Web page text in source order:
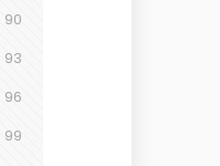
90
93
96
99